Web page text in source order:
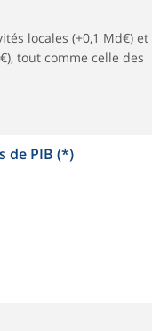
locales (+0,1 Md€) et
tout comme celle des
de PIB (*)